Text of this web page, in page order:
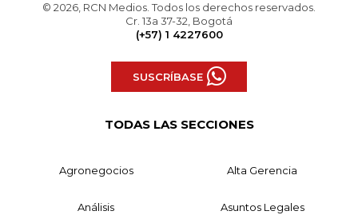
© 2026, RCN Medios. Todos los derechos reservados.
Cr. 13a 37-32, Bogotá
(+57) 1 4227600
SUSCRÍBASE
TODAS LAS SECCIONES
Agronegocios Alta Gerencia
Análisis Asuntos Legales